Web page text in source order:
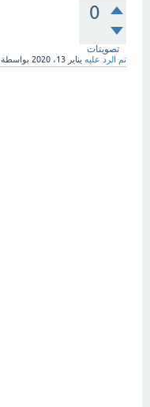
0
تصويتات
تم الرد عليه يناير 13، 2020 بواسطة